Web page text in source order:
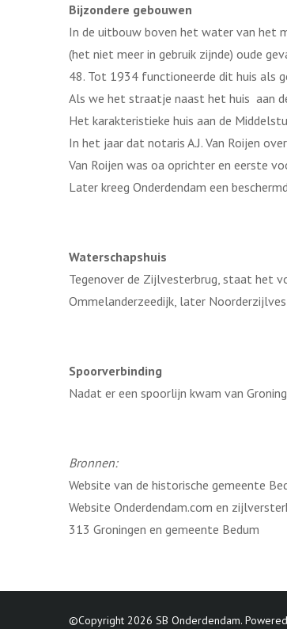
Bijzondere gebouwen
In de uitbouw boven het water van het
(het niet meer in gebruik zijnde) oude
48. Tot 1934 functioneerde dit huis als
Als we het straatje naast het huis aan
Het karakteristieke huis aan de
In het jaar dat notaris A.J. Van Roijen
Van Roijen was oa oprichter en eerste
Later kreeg Onderdendam een
Waterschapshuis
Tegenover de Zijlvesterbrug, staat het
Ommelanderzeedijk, later
Spoorverbinding
Nadat er een spoorlijn kwam van
Bronnen:
Website van de historische gemeente
Website Onderdendam.com en
313 Groningen en gemeente Bedum
©Copyright 2026 SB Onderdendam.